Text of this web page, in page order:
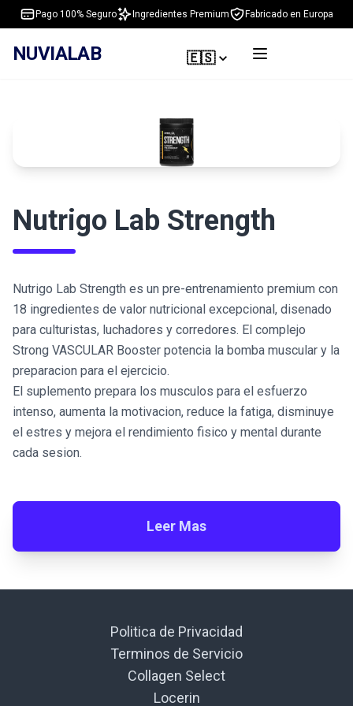
Pago 100% Seguro Ingredientes Premium Fabricado en Europa
NUVIALAB 🇪🇸
Nutrigo Lab Strength
Nutrigo Lab Strength es un pre-entrenamiento premium con
18 ingredientes de valor nutricional excepcional, disenado
para culturistas, luchadores y corredores. El complejo
Strong VASCULAR Booster potencia la bomba muscular y la
preparacion para el ejercicio.
El suplemento prepara los musculos para el esfuerzo
intenso, aumenta la motivacion, reduce la fatiga, disminuye
el estres y mejora el rendimiento fisico y mental durante
cada sesion.
Leer Mas
Politica de Privacidad
Terminos de Servicio
Collagen Select
Locerin